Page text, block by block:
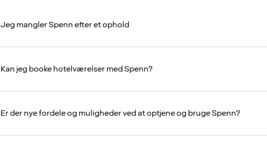
Jeg mangler Spenn efter et ophold
Kan jeg booke hotelværelser med Spenn?
Er der nye fordele og muligheder ved at optjene og bruge Spenn?